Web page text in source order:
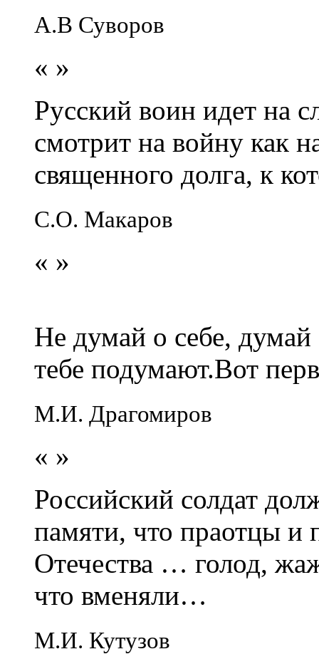
А.В Суворов
« »
Русский воин идет на
смотрит на войну как
священного долга, к
С.О. Макаров
« »
Не думай о себе,
тебе подумают.Вот
М.И. Драгомиров
« »
Российский солдат
памяти, что праотцы и
Отечества … голод,
что вменяли…
М.И. Кутузов